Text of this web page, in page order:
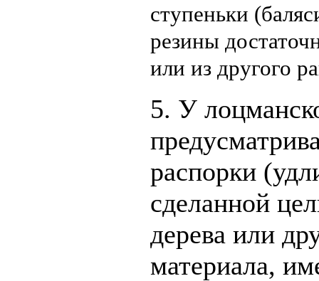
ступеньки
резины
или из другого
5. У
распорки
сделанной
дерева или
материала,